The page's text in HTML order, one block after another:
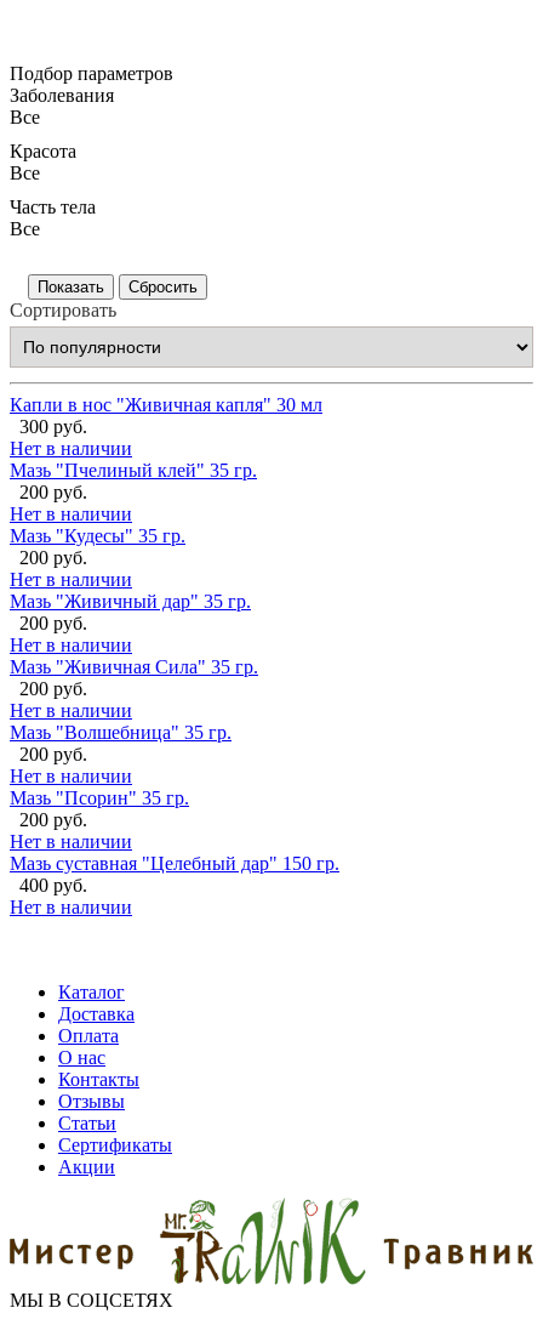
Подбор параметров
Заболевания
Все
Красота
Все
Часть тела
Все
Сортировать
Капли в нос "Живичная капля" 30 мл
300 руб.
Нет в наличии
Мазь "Пчелиный клей" 35 гр.
200 руб.
Нет в наличии
Мазь "Кудесы" 35 гр.
200 руб.
Нет в наличии
Мазь "Живичный дар" 35 гр.
200 руб.
Нет в наличии
Мазь "Живичная Сила" 35 гр.
200 руб.
Нет в наличии
Мазь "Волшебница" 35 гр.
200 руб.
Нет в наличии
Мазь "Псорин" 35 гр.
200 руб.
Нет в наличии
Мазь суставная "Целебный дар" 150 гр.
400 руб.
Нет в наличии
Каталог
Доставка
Оплата
О нас
Контакты
Отзывы
Статьи
Сертификаты
Акции
МЫ В СОЦСЕТЯХ